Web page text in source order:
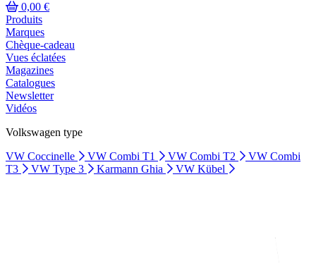
0,00 €
Produits
Marques
Chèque-cadeau
Vues éclatées
Magazines
Catalogues
Newsletter
Vidéos
Volkswagen type
VW Coccinelle
VW Combi T1 VW Combi T2
VW Combi
T3
VW Type 3 Karmann Ghia VW Kübel